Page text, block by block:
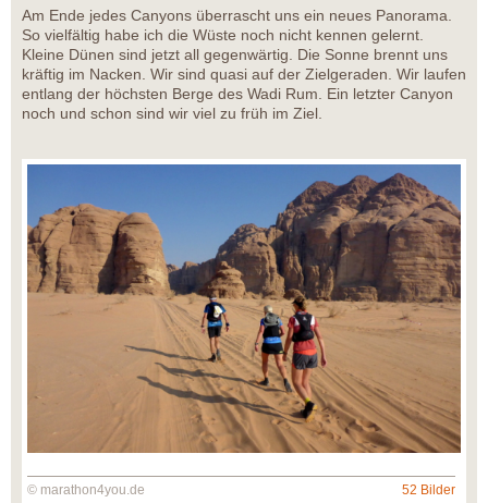
Am Ende jedes Canyons überrascht uns ein neues Panorama.
So vielfältig habe ich die Wüste noch nicht kennen gelernt.
Kleine Dünen sind jetzt all gegenwärtig. Die Sonne brennt uns
kräftig im Nacken. Wir sind quasi auf der Zielgeraden. Wir laufen
entlang der höchsten Berge des Wadi Rum. Ein letzter Canyon
noch und schon sind wir viel zu früh im Ziel.
© marathon4you.de 52 Bilder